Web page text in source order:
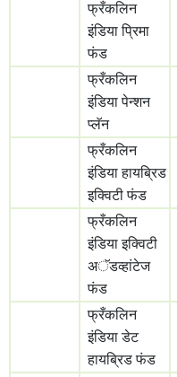
फ्रँकलिन
इंडिया प्रिमा
फंड
फ्रँकलिन
इंडिया पेन्शन
प्लॅन
फ्रँकलिन
इंडिया हायब्रिड
इक्विटी फंड
फ्रँकलिन
इंडिया इक्विटी
अॅडव्हांटेज
फंड
फ्रँकलिन
इंडिया डेट
हायब्रिड फंड